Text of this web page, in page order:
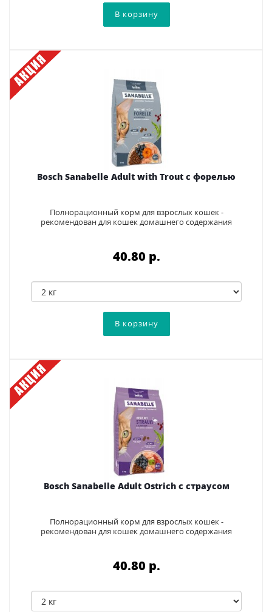
Bosch Sanabelle Adult with Trout с форелью
Полнорационный корм для взрослых кошек -
рекомендован для кошек домашнего содержания
40.80 p.
Bosch Sanabelle Adult Ostrich с страусом
Полнорационный корм для взрослых кошек -
рекомендован для кошек домашнего содержания
40.80 p.